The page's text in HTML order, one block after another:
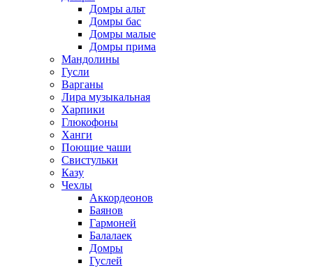
Домры альт
Домры бас
Домры малые
Домры прима
Мандолины
Гусли
Варганы
Лира музыкальная
Харпики
Глюкофоны
Ханги
Поющие чаши
Свистульки
Казу
Чехлы
Аккордеонов
Баянов
Гармоней
Балалаек
Домры
Гуслей